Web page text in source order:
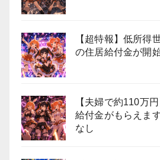
【超特報】低所得
の住居給付金が開
【夫婦で約110万
給付金がもらえま
なし